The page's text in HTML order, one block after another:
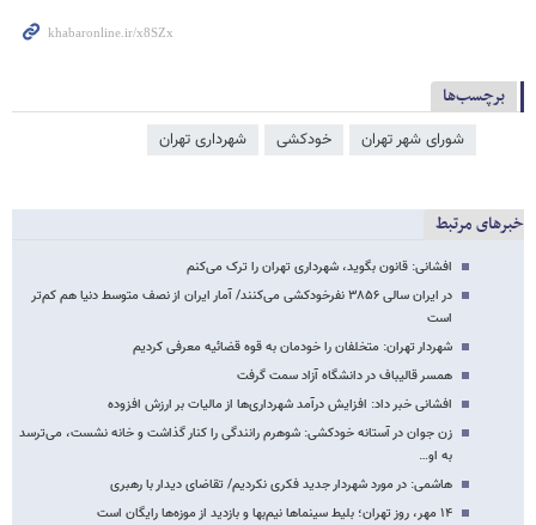
برچسب‌ها
شورای شهر تهران خودکشی شهرداری تهران
خبرهای مرتبط
افشانی: قانون بگوید، شهرداری تهران را ترک می‌کنم
در ایران سالی ۳۸۵۶ نفرخودکشی می‌کنند/ آمار ایران از نصف متوسط دنیا هم کم‌تر
است
شهردار تهران: متخلفان را خودمان به قوه قضائیه معرفی کردیم
همسر قالیباف در دانشگاه آزاد سمت گرفت
افشانی خبر داد: افزایش درآمد شهرداری‌ها از مالیات بر ارزش افزوده
زن جوان در آستانه خودکشی: شوهرم رانندگی را کنار گذاشت و خانه نشست، می‌ترسد
به او…
هاشمی: در مورد شهردار جدید فکری نکردیم/ تقاضای دیدار با رهبری
۱۴ مهر، روز تهران؛ بلیط سینماها نیم‌بها و بازدید از موزه‌ها رایگان است